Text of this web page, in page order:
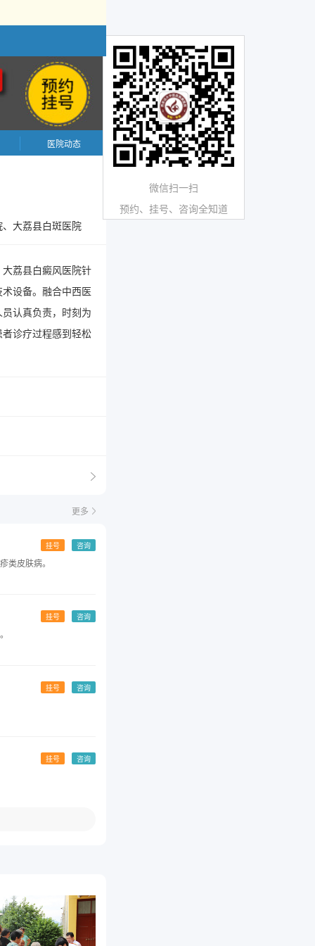
医院动态
大荔县白斑医院
荔县白癜风医院针
设备。融合中西医
认真负责，时刻为
诊疗过程感到轻松
更多
咨询
挂号
类皮肤病。
咨询
挂号
咨询
挂号
咨询
挂号
微信扫一扫
预约、挂号、咨询全知道